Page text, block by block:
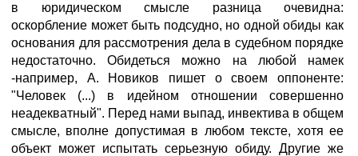
в юридическом смысле разница очевидна:
оскорбление может быть подсудно, но одной обиды как
основания для рассмотрения дела в судебном порядке
недостаточно. Обидеться можно на любой намек
-например, А. Новиков пишет о своем оппоненте:
"Человек (...) в идейном отношении совершенно
неадекватный". Перед нами выпад, инвектива в общем
смысле, вполне допустимая в любом тексте, хотя ее
объект может испытать серьезную обиду. Другие же